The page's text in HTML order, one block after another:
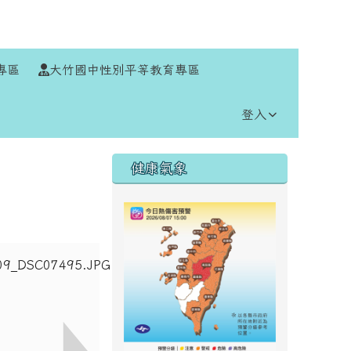
區 大竹國中性別平等教育專區
登入
右邊區域內容
健康氣象